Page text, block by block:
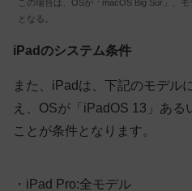
この場合は、OSが「macOS Big Sur」、
となる。
iPadのシステム条件
また、iPadは、下記のモデル
え、OSが「iPadOS 13」ある
ことが条件となります。
・iPad Pro:全モデル